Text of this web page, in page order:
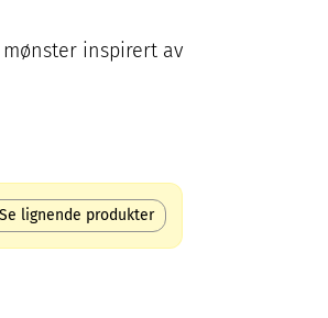
inspirert av
Se lignende produkter